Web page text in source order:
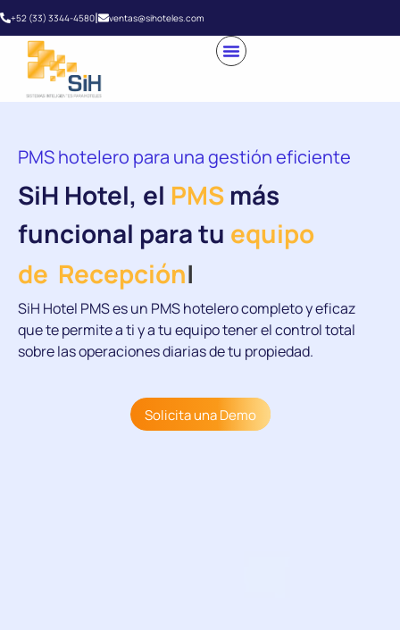
+52 (33) 3344-4580| ventas@sihoteles.com
PMS hotelero para una gestión eficiente
SiH Hotel, el PMS más
funcional para tu equipo
de Recepción|
SiH Hotel PMS es un PMS hotelero completo y eficaz
que te permite a ti y a tu equipo tener el control total
sobre las operaciones diarias de tu propiedad.
Solicita una Demo